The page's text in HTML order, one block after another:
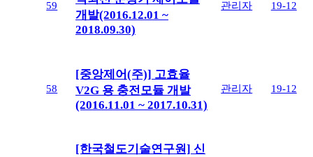
59
개발(2016.12.01 ~
2018.09.30)
관리자 19-12
58
[중앙제어(주)] 고효율
V2G 용 충전모듈 개발
(2016.11.01 ~ 2017.10.31)
관리자 19-12
[한국철도기술연구원] 신